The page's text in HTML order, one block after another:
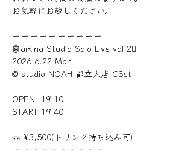
お気軽にお越しください。
ーーーーーーーーーー
🤖aiRina Studio Solo Live vol.2🫟
2026.6.22 Mon
@ studio NOAH 都立大店 CSst
OPEN  19:10
START 19:40
🎫 ¥3,500(ドリンク持ち込み可)
ーーーーーーーーーー